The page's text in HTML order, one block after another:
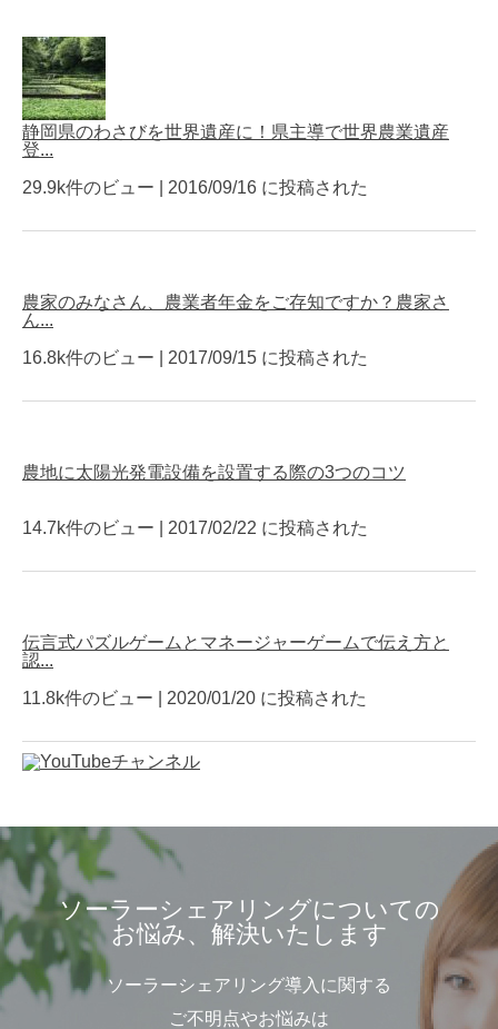
静岡県のわさびを世界遺産に！県主導で世界農業遺産
登...
29.9k件のビュー
2016/09/16 に投稿された
農家のみなさん、農業者年金をご存知ですか？農家さ
ん...
16.8k件のビュー
2017/09/15 に投稿された
農地に太陽光発電設備を設置する際の3つのコツ
14.7k件のビュー 2017/02/22 に投稿された
伝言式パズルゲームとマネージャーゲームで伝え方と
認...
11.8k件のビュー
2020/01/20 に投稿された
ソーラーシェアリングについての
お悩み、解決いたします
ソーラーシェアリング導入に関する
ご不明点やお悩みは